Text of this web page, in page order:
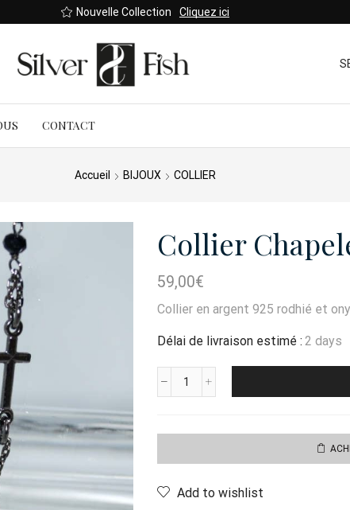
Nouvelle Collection Cliquez ici
CONTACT
Accueil BIJOUX COLLIER
Collier
59,00€
Collier en argent 925 rodhié et
Délai de livraison estimé : 2 days
quantité
Chapelet
Add to wishlist